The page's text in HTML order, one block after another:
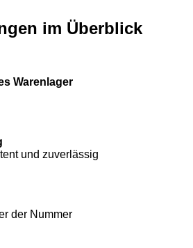
im Überblick
Warenlager
und zuverlässig
der Nummer